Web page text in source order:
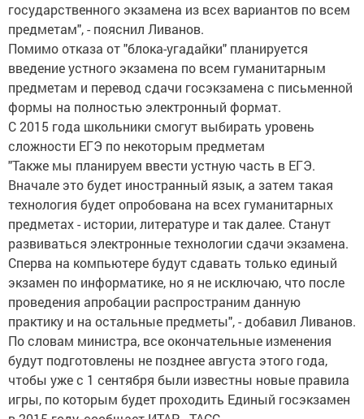
государственного экзамена из всех вариантов по всем
предметам", - пояснил Ливанов.
Помимо отказа от "блока-угадайки" планируется
введение устного экзамена по всем гуманитарным
предметам и перевод сдачи госэкзамена с письменной
формы на полностью электронный формат.
С 2015 года школьники смогут выбирать уровень
сложности ЕГЭ по некоторым предметам
"Также мы планируем ввести устную часть в ЕГЭ.
Вначале это будет иностранный язык, а затем такая
технология будет опробована на всех гуманитарных
предметах - истории, литературе и так далее. Станут
развиваться электронные технологии сдачи экзамена.
Сперва на компьютере будут сдавать только единый
экзамен по информатике, но я не исключаю, что после
проведения апробации распространим данную
практику и на остальные предметы", - добавил Ливанов.
По словам министра, все окончательные изменения
будут подготовлены не позднее августа этого года,
чтобы уже с 1 сентября были известны новые правила
игры, по которым будет проходить Единый госэкзамен